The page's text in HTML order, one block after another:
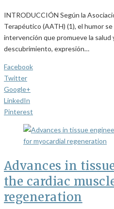
INTRODUCCIÓN Según la
Terapéutico (AATH) (1), el humor
intervención que promueve la salud
descubrimiento, expresión…
Facebook
Twitter
Google+
LinkedIn
Pinterest
Advances in
the cardiac
regeneration